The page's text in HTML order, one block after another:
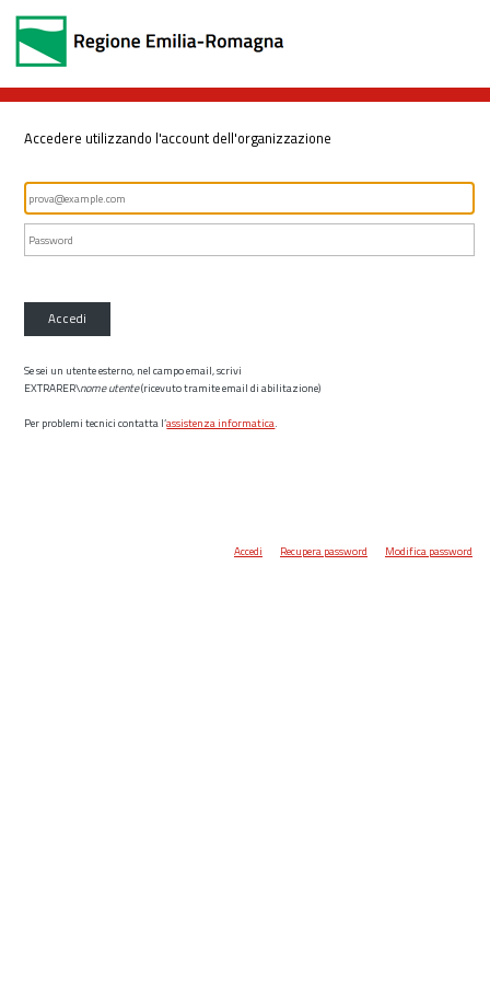
Accedere utilizzando l'account dell'organizzazione
Accedi
Se sei un utente esterno, nel campo email, scrivi
EXTRARER\nome utente(ricevuto tramite email di abilitazione)
Per problemi tecnici contatta l’assistenza informatica.
Accedi Recupera password Modifica password